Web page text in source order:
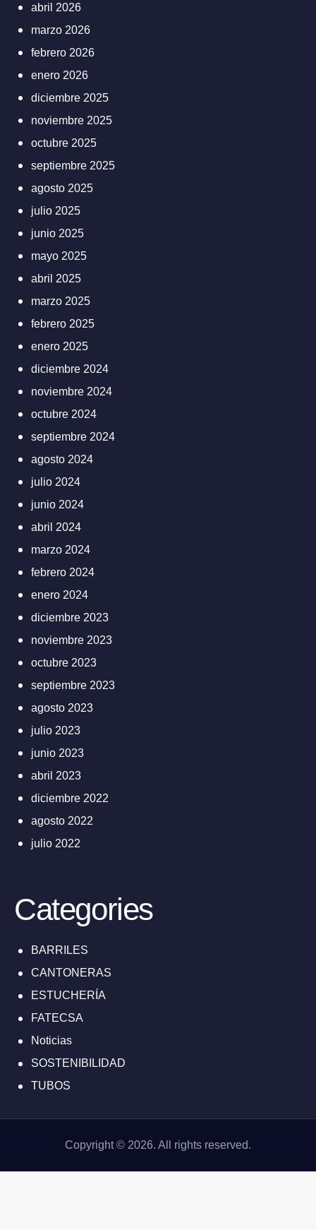
abril 2026
marzo 2026
febrero 2026
enero 2026
diciembre 2025
noviembre 2025
octubre 2025
septiembre 2025
agosto 2025
julio 2025
junio 2025
mayo 2025
abril 2025
marzo 2025
febrero 2025
enero 2025
diciembre 2024
noviembre 2024
octubre 2024
septiembre 2024
agosto 2024
julio 2024
junio 2024
abril 2024
marzo 2024
febrero 2024
enero 2024
diciembre 2023
noviembre 2023
octubre 2023
septiembre 2023
agosto 2023
julio 2023
junio 2023
abril 2023
diciembre 2022
agosto 2022
julio 2022
Categories
BARRILES
CANTONERAS
ESTUCHERÍA
FATECSA
Noticias
SOSTENIBILIDAD
TUBOS
Copyright © 2026. All rights reserved.